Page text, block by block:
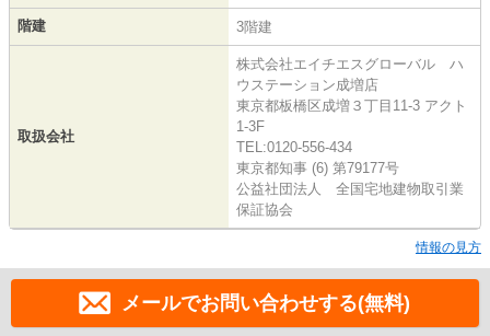
階建 3階建
取扱会社
株式会社エイチエスグローバル ハ
ウステーション成増店
東京都板橋区成増３丁目11-3 アクト
1-3F
TEL:0120-556-434
東京都知事 (6) 第79177号
公益社団法人 全国宅地建物取引業
保証協会
情報の見方
メールでお問い合わせする(無料)